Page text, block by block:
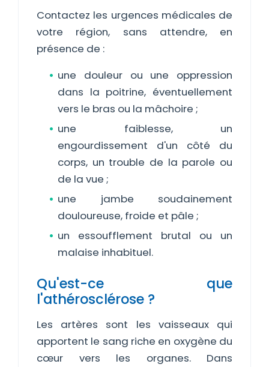
Contactez les urgences médicales de
votre région, sans attendre, en
présence de :
une douleur ou une oppression
dans la poitrine, éventuellement
vers le bras ou la mâchoire ;
une faiblesse, un
engourdissement d'un côté du
corps, un trouble de la parole ou
de la vue ;
une jambe soudainement
douloureuse, froide et pâle ;
un essoufflement brutal ou un
malaise inhabituel.
Qu'est-ce que
l'athérosclérose ?
Les artères sont les vaisseaux qui
apportent le sang riche en oxygène du
cœur vers les organes. Dans